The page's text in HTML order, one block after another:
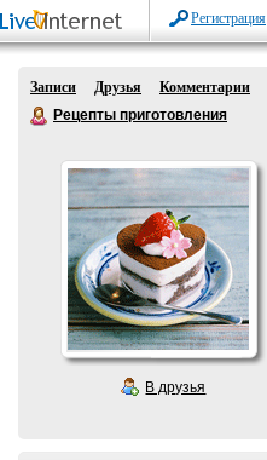
Регистрация
Записи Друзья
Комментарии
Рецепты приготовления
В друзья